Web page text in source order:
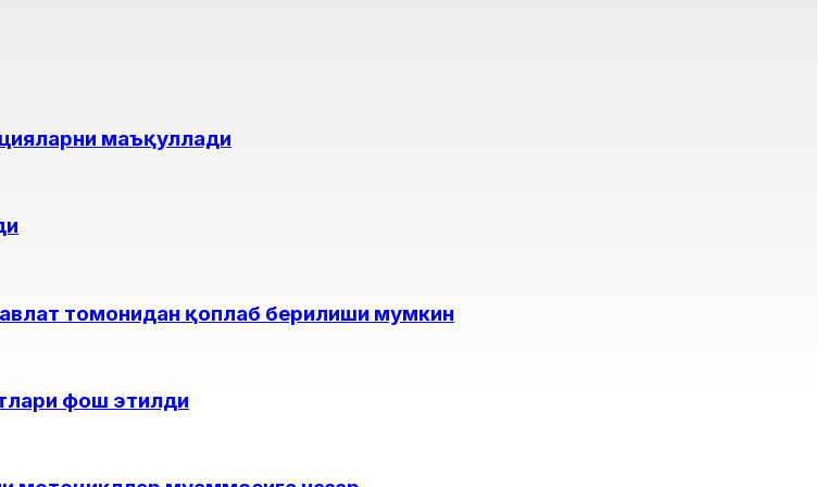
маъқуллади
томонидан қоплаб берилиши мумкин
фош этилди